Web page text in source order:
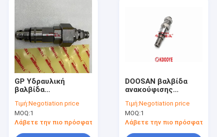
GP Υδραυλική
βαλβίδα
KATO HD1430
HD1430-3 SUMITOMO
SH460-5 SH460A5
Τιμή:Negotiation price
MOQ:1
Λάβετε την πιο πρόσφατη τιμή
DOOSAN βαλβίδα
ανακούφισης
βαλβίδα ελέγχου
υδραυλικής πίεσης
Τιμή:Negotiation price
MOQ:1
Λάβετε την πιο πρόσφατη